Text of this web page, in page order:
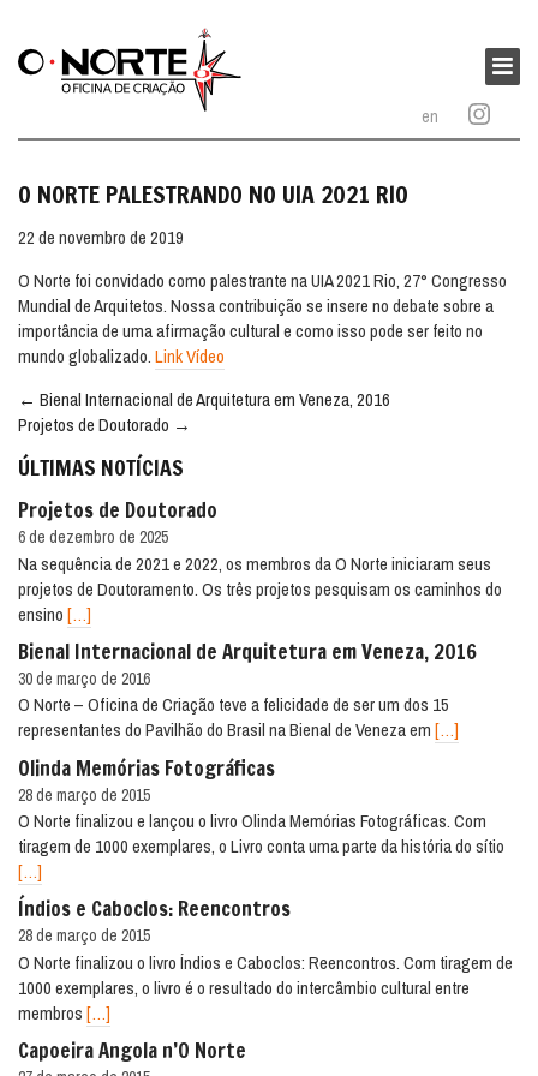
en
O
Norte
Menu
O NORTE PALESTRANDO NO UIA 2021 RIO
22 de novembro de 2019
O Norte foi convidado como palestrante na UIA 2021 Rio, 27° Congresso
Mundial de Arquitetos. Nossa contribuição se insere no debate sobre a
importância de uma afirmação cultural e como isso pode ser feito no
mundo globalizado.Link Vídeo
Navegação
entre
publicações
← Bienal Internacional de Arquitetura em Veneza, 2016
Projetos de Doutorado →
ÚLTIMAS NOTÍCIAS
Projetos de Doutorado
6 de dezembro de 2025
Na sequência de 2021 e 2022, os membros da O Norte iniciaram seus
projetos de Doutoramento. Os três projetos pesquisam os caminhos do
ensino[…]
Bienal Internacional de Arquitetura em Veneza, 2016
30 de março de 2016
O Norte – Oficina de Criação teve a felicidade de ser um dos 15
representantes do Pavilhão do Brasil na Bienal de Veneza em[…]
Olinda Memórias Fotográficas
28 de março de 2015
O Norte finalizou e lançou o livro Olinda Memórias Fotográficas. Com
tiragem de 1000 exemplares, o Livro conta uma parte da história do sítio
[…]
Índios e Caboclos: Reencontros
28 de março de 2015
O Norte finalizou o livro Índios e Caboclos: Reencontros. Com tiragem de
1000 exemplares, o livro é o resultado do intercâmbio cultural entre
membros[…]
Capoeira Angola n’O Norte